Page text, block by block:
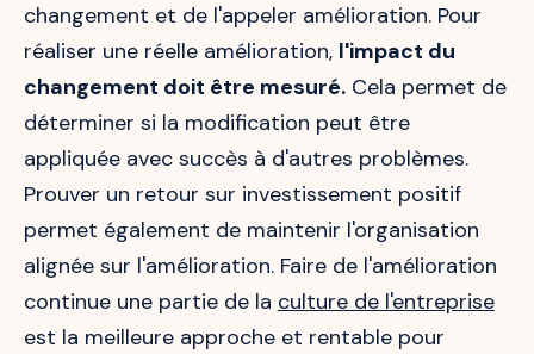
changement et de l'appeler amélioration. Pour
réaliser une réelle amélioration, l'impact du
changement doit être mesuré. Cela permet de
déterminer si la modification peut être
appliquée avec succès à d'autres problèmes.
Prouver un retour sur investissement positif
permet également de maintenir l'organisation
alignée sur l'amélioration. Faire de l'amélioration
continue une partie de la culture de l'entreprise
est la meilleure approche et rentable pour